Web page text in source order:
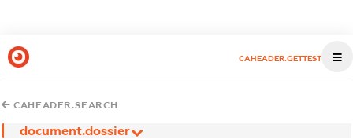
CAHEADER.GETTEST
CAHEADER.SEARCH
document.dossier